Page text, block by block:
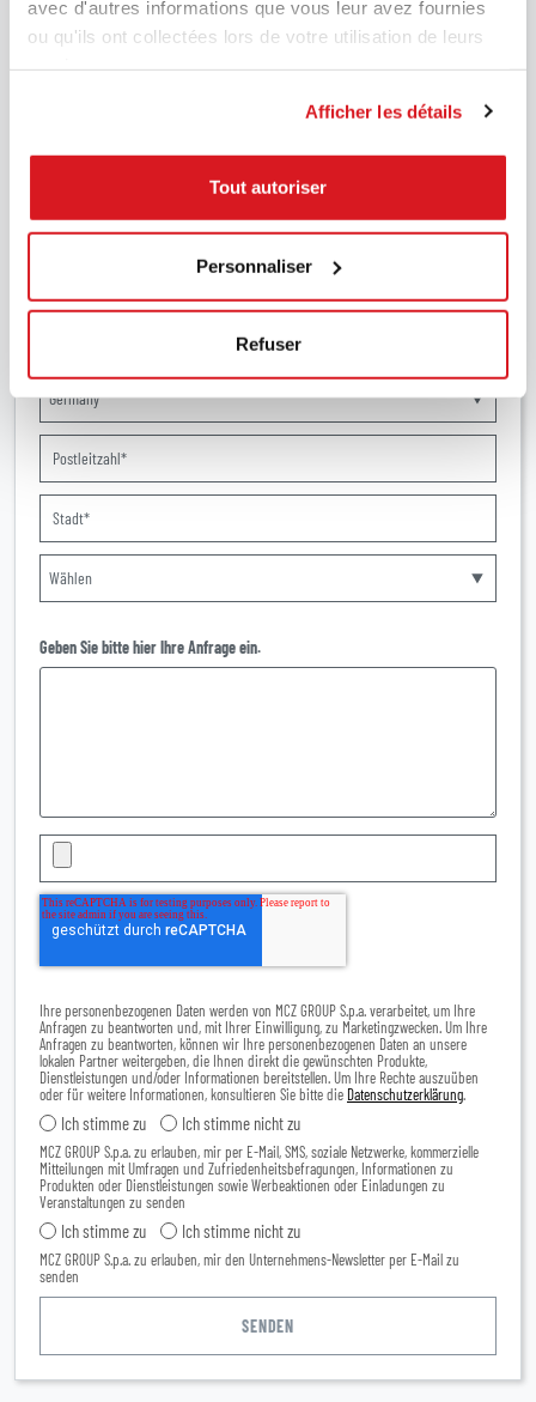
avec d'autres informations que vous leur avez fournies
ou qu'ils ont collectées lors de votre utilisation de leurs
Afficher les détails
Tout autoriser
Personnaliser
Refuser
dafür vorgesehene Formular auszufüllen, indem Siehier
klicken
Geben Sie bitte hier Ihre Anfrage ein.
Ihre personenbezogenen Daten werden von MCZ GROUP S.p.a. verarbeitet, um Ihre
Anfragen zu beantworten und, mit Ihrer Einwilligung, zu Marketingzwecken. Um Ihre
Anfragen zu beantworten, können wir Ihre personenbezogenen Daten an unsere
lokalen Partner weitergeben, die Ihnen direkt die gewünschten Produkte,
Dienstleistungen und/oder Informationen bereitstellen. Um Ihre Rechte auszuüben
oder für weitere Informationen, konsultieren Sie bitte die Datenschutzerklärung.
Ich stimme zu Ich stimme nicht zu
MCZ GROUP S.p.a. zu erlauben, mir per E-Mail, SMS, soziale Netzwerke, kommerzielle
Mitteilungen mit Umfragen und Zufriedenheitsbefragungen, Informationen zu
Produkten oder Dienstleistungen sowie Werbeaktionen oder Einladungen zu
Veranstaltungen zu senden
Ich stimme zu Ich stimme nicht zu
MCZ GROUP S.p.a. zu erlauben, mir den Unternehmens-Newsletter per E-Mail zu
senden